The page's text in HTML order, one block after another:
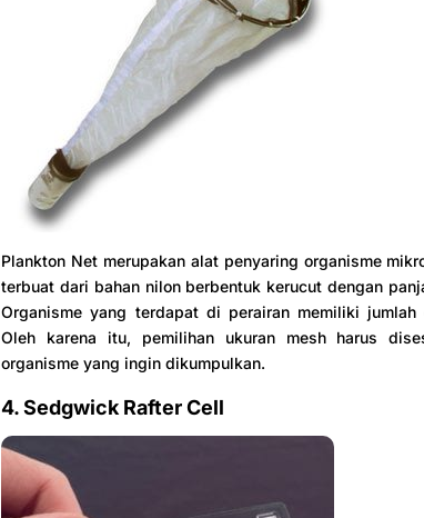
Plankton Net merupakan alat penyaring organisme
terbuat dari bahan nilon berbentuk kerucut dengan
Organisme yang terdapat di perairan memiliki
Oleh karena itu, pemilihan ukuran mesh harus
organisme yang ingin dikumpulkan.
4. Sedgwick Rafter Cell